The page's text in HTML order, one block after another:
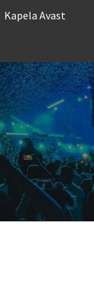
Kapela Avast